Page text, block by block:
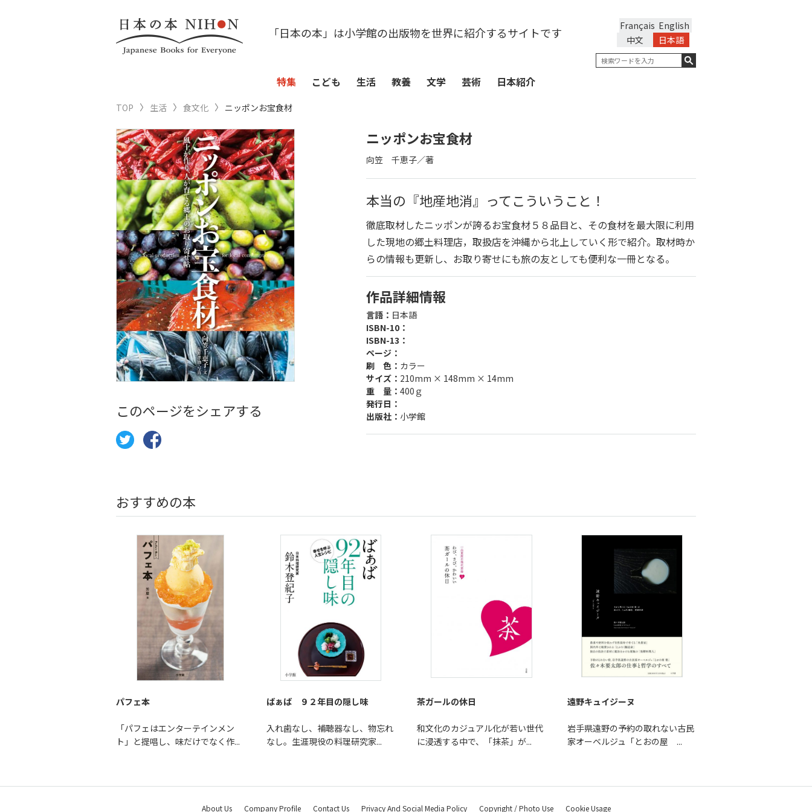
「日本の本」は小学館の出版物を世界に紹介するサイトです English
Français
日本語
中文
特集 こども 生活 教養 文学 芸術 日本紹介
TOP 生活 食文化 ニッポンお宝食材
ニッポンお宝食材
向笠 千恵子／著
本当の『地産地消』ってこういうこと！
徹底取材したニッポンが誇るお宝食材５８品目と、その食材を最大限に利用
した現地の郷土料理店，取扱店を沖縄から北上していく形で紹介。取材時か
らの情報も更新し、お取り寄せにも旅の友としても便利な一冊となる。
作品詳細情報
言語： 日本語
ISBN-10：
ISBN-13：
ページ：
刷 色： カラー
サイズ： 210mm × 148mm × 14mm
重 量： 400ｇ
発行日：
出版社： 小学館
このページをシェアする
おすすめの本
パフェ本
「パフェはエンターテインメン
ト」と提唱し、味だけでなく作...
ばぁば ９２年目の隠し味
入れ歯なし、補聴器なし、物忘れ
なし。生涯現役の料理研究家...
茶ガールの休日
和文化のカジュアル化が若い世代
に浸透する中で、「抹茶」が...
遠野キュイジーヌ
岩手県遠野の予約の取れない古民
家オーベルジュ「とおの屋 ...
About Us Company Profile Contact Us Privacy And Social Media Policy Copyright / Photo Use Cookie Usage